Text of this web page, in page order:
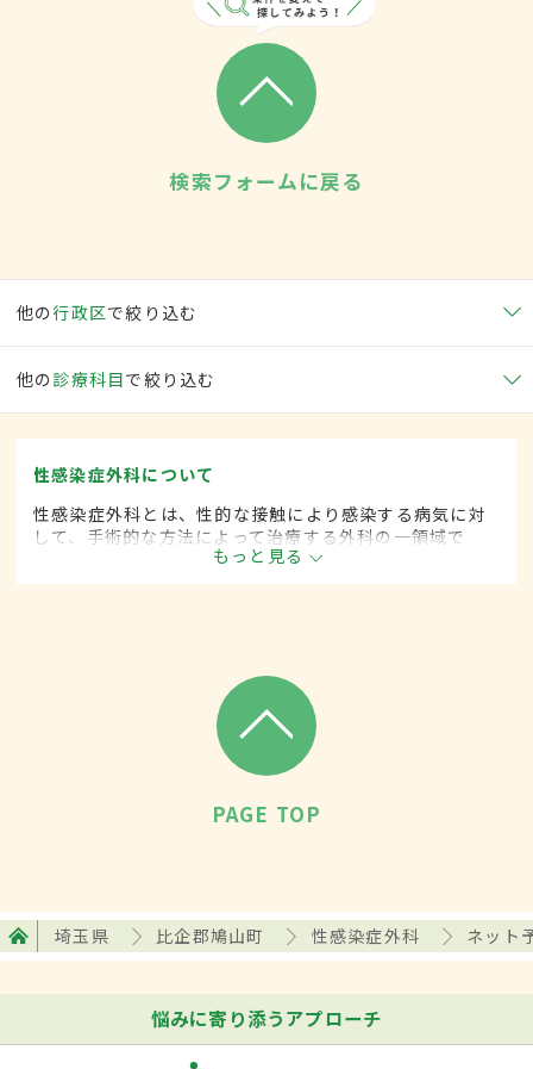
検索フォームに戻る
他の行政区で絞り込む
他の 診療科目で絞り込む
性感染症外科について
性感染症外科とは、性的な接触により感染する病気に対
して、手術的な方法によって治療する外科の一領域で
す。平成20年4月の制度改正前は、性感染症科と呼ばれ
ていました。
もっと見る
PAGE TOP
埼玉県 比企郡鳩山町 性感染症外科 ネット
悩みに寄り添うアプローチ